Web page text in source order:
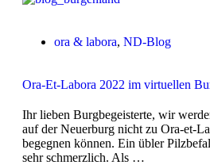
ora & labora, ND-Blog
Ora-Et-Labora 2022 im virtuellen
Ihr lieben Burgbegeisterte, wir
auf der Neuerburg nicht zu Ora-et-
begegnen können. Ein übler
sehr schmerzlich. Als …